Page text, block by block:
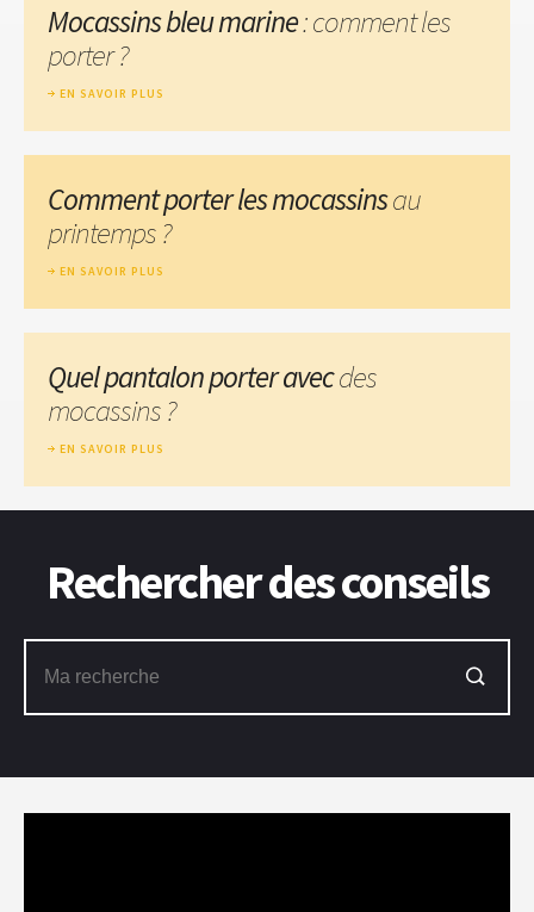
Mocassins bleu marine: comment les
porter ?
EN SAVOIR PLUS
Comment porter les mocassinsau
printemps ?
EN SAVOIR PLUS
Quel pantalon porter avecdes
mocassins ?
EN SAVOIR PLUS
Rechercher des conseils